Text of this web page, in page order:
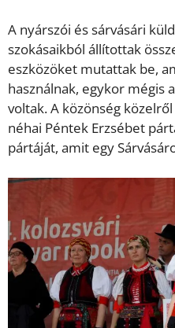
A nyárszói és sárvásári
szokásaikból állítottak
eszközöket mutattak be,
használnak, egykor mégis
voltak. A közönség
néhai Péntek Erzsébet
pártáját, amit egy